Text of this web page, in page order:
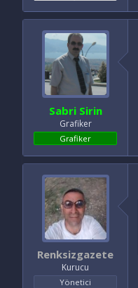
Sabri Sirin
Grafiker
Grafiker
Renksizgazete
Kurucu
Yönetici